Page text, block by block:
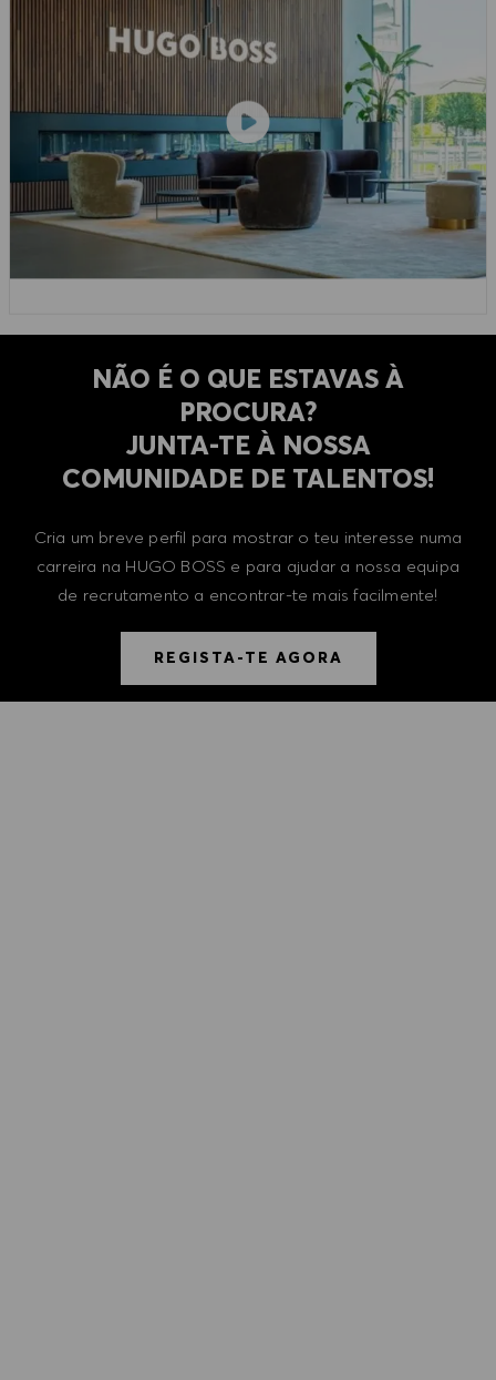
NÃO É O QUE ESTAVAS À
PROCURA?
​​​​​​​JUNTA-TE À NOSSA
COMUNIDADE DE TALENTOS!
Cria um breve perfil para mostrar o teu interesse numa
carreira na HUGO BOSS e para ajudar a nossa equipa
de recrutamento a encontrar-te mais facilmente!
REGISTA-TE AGORA